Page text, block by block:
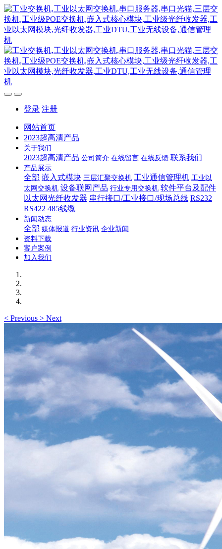
登录 注册
网站首页
2023超高清产品
关于我们
2023超高清产品 公司简介 在线留言 在线反馈 联系我们
产品展示
全部 嵌入式模块 三层汇聚交换机 工业通信管理机 工业以
太网交换机 设备联网产品 行业专用交换机 软件平台及配件
以太网光纤收发器 串行接口/工业接口/现场总线 RS232
RS422 485线缆
新闻动态
全部 媒体报道 行业资讯 企业新闻
资料下载
客户案例
加入我们
< Previous > Next